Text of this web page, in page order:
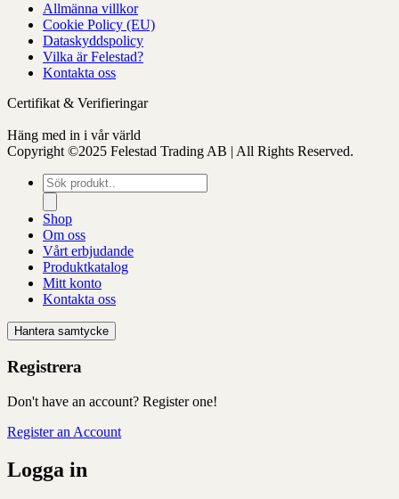
produktensAllmänna villkor
Cookie Policy (EU)
Dataskyddspolicy
Vilka är Felestad?
Kontakta oss
Certifikat & Verifieringar
Häng med in i vår värld
Copyright ©2025 Felestad Trading AB | All Rights Reserved.
Produktsökning
Shop
Om oss
Vårt erbjudande
Produktkatalog
Mitt konto
Kontakta oss
Hantera samtycke
Registrera
Don't have an account? Register one!
Register an Account
Logga in